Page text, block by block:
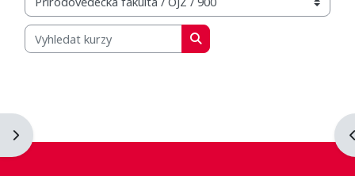
Otevřít panel bloku
Organizační struktura kurzů
Vyhledat kurzy
Vyhledat kurzy